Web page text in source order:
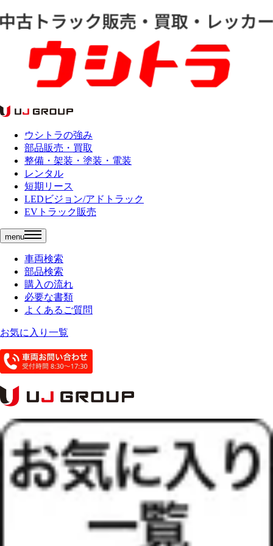
ウシトラの強み
部品販売・買取
整備・架装・塗装・電装
レンタル
短期リース
LEDビジョン/アドトラック
EVトラック販売
menu
車両検索
部品検索
購入の流れ
必要な書類
よくあるご質問
お気に入り一覧